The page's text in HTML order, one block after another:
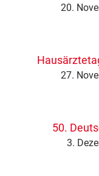
20.
27.
50.
3.